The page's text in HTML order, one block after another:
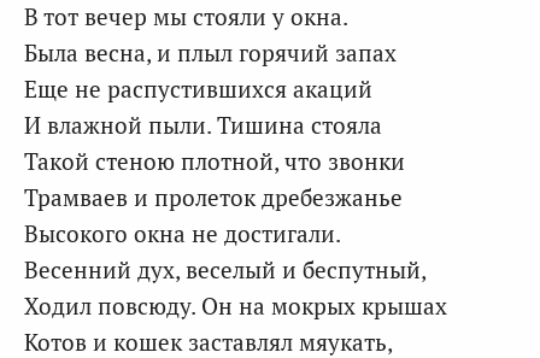
В тот вечер мы стояли у окна.
Была весна, и плыл горячий запах
Еще не распустившихся акаций
И влажной пыли. Тишина стояла
Такой стеною плотной, что звонки
Трамваев и пролеток дребезжанье
Высокого окна не достигали.
Весенний дух, веселый и беспутный,
Ходил повсюду. Он на мокрых крышах
Котов и кошек заставлял мяукать,